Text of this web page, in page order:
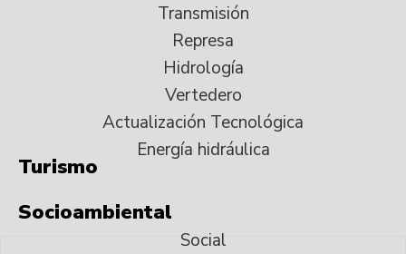
Transmisión
Represa
Hidrología
Vertedero
Actualización Tecnológica
Energía hidráulica
Turismo
Socioambiental
Social